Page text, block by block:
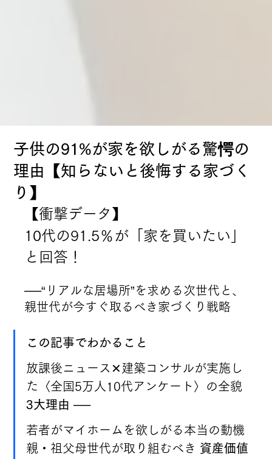
子供の91%が家を欲しがる驚愕の
理由【知らないと後悔する家づく
り】
【衝撃データ】
10代の91.5％が「家を買いたい」
と回答！
──“リアルな居場所”を求める次世代と、
親世代が今すぐ取るべき家づくり戦略
この記事でわかること
放課後ニュース✕建築コンサルが実施し
た〈全国5万人10代アンケート〉の全貌
3大理由 ──
若者がマイホームを欲しがる本当の動機
親・祖父母世代が取り組むべき 資産価値